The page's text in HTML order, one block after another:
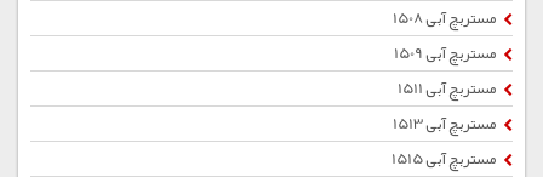
مستربچ آبی 1508
مستربچ آبی 1509
مستربچ آبی 1511
مستربچ آبی 1513
مستربچ آبی 1515